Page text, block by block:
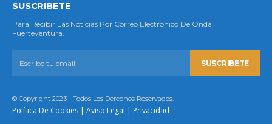
SUSCRIBETE
Para Recibir Las Noticias Por Correo Electrónico De Onda
Fuerteventura.
SUSCRIBETE
© Copyright 2023 - Todos Los Derechos Reservados.
Política De Cookies | Aviso Legal | Privacidad